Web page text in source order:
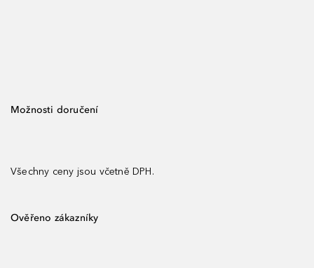
Možnosti doručení
Všechny ceny jsou včetně DPH.
Ověřeno zákazníky